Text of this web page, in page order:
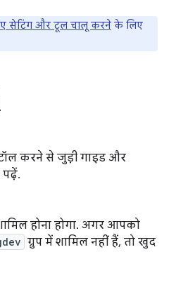
सेटिंग और टूल चालू करने के लिए
करने से जुड़ी गाइड और
होना होगा. अगर आपको
ग्रुप में शामिल नहीं हैं, तो खुद